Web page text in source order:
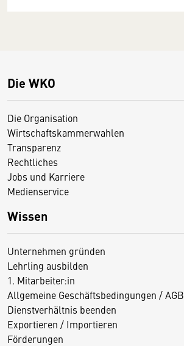
Die WKO
Die Organisation
Wirtschaftskammerwahlen
Transparenz
Rechtliches
Jobs und Karriere
Medienservice
Wissen
Unternehmen gründen
Lehrling ausbilden
1. Mitarbeiter:in
Allgemeine Geschäftsbedingungen / AGB
Dienstverhältnis beenden
Exportieren / Importieren
Förderungen